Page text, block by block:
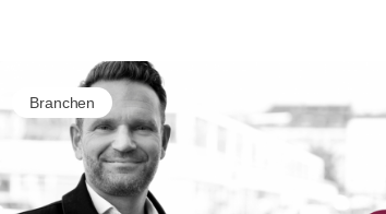
Branchen